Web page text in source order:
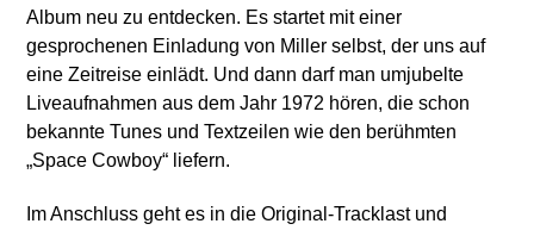
Album neu zu entdecken. Es startet mit einer
gesprochenen Einladung von Miller selbst, der uns auf
eine Zeitreise einlädt. Und dann darf man umjubelte
Liveaufnahmen aus dem Jahr 1972 hören, die schon
bekannte Tunes und Textzeilen wie den berühmten
„Space Cowboy“ liefern.
Im Anschluss geht es in die Original-Tracklast und